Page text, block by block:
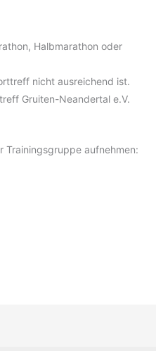
Halbmarathon oder
nicht ausreichend ist.
Gruiten-Neandertal e.V.
Trainingsgruppe aufnehmen: